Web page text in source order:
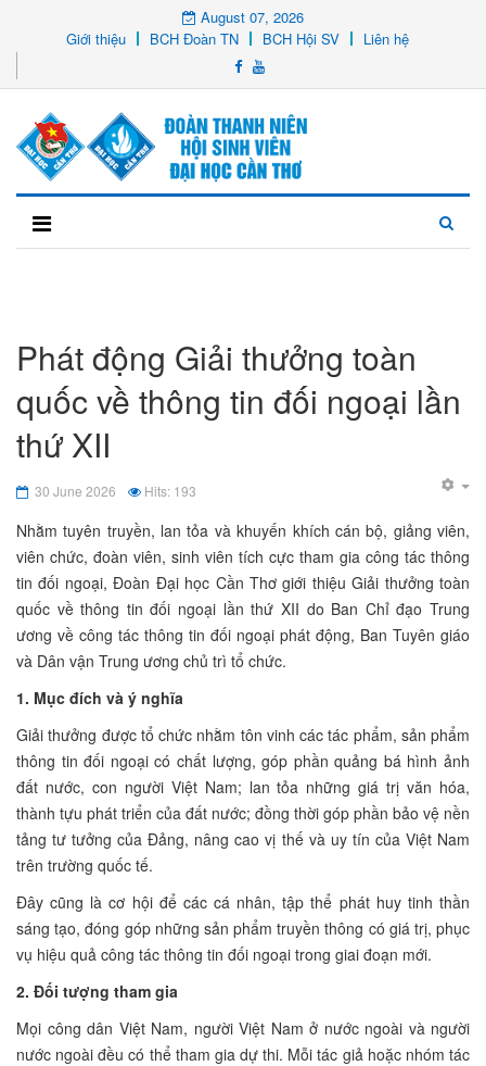
August 07, 2026
Giới thiệu
BCH Đoàn TN BCH Hội SV Liên hệ
Phát động Giải thưởng toàn
quốc về thông tin đối ngoại lần
thứ XII
30 June 2026 Hits: 193
Nhằm tuyên truyền, lan tỏa và khuyến khích cán bộ, giảng viên,
viên chức, đoàn viên, sinh viên tích cực tham gia công tác thông
tin đối ngoại, Đoàn Đại học Cần Thơ giới thiệu Giải thưởng toàn
quốc về thông tin đối ngoại lần thứ XII do Ban Chỉ đạo Trung
ương về công tác thông tin đối ngoại phát động, Ban Tuyên giáo
và Dân vận Trung ương chủ trì tổ chức.
1. Mục đích và ý nghĩa
Giải thưởng được tổ chức nhằm tôn vinh các tác phẩm, sản phẩm
thông tin đối ngoại có chất lượng, góp phần quảng bá hình ảnh
đất nước, con người Việt Nam; lan tỏa những giá trị văn hóa,
thành tựu phát triển của đất nước; đồng thời góp phần bảo vệ nền
tảng tư tưởng của Đảng, nâng cao vị thế và uy tín của Việt Nam
trên trường quốc tế.
Đây cũng là cơ hội để các cá nhân, tập thể phát huy tinh thần
sáng tạo, đóng góp những sản phẩm truyền thông có giá trị, phục
vụ hiệu quả công tác thông tin đối ngoại trong giai đoạn mới.
2. Đối tượng tham gia
Mọi công dân Việt Nam, người Việt Nam ở nước ngoài và người
nước ngoài đều có thể tham gia dự thi. Mỗi tác giả hoặc nhóm tác